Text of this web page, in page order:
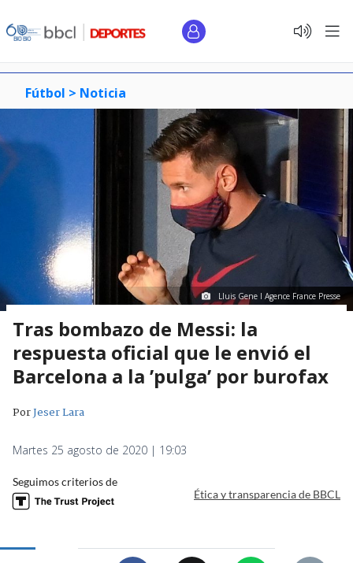
Fútbol > Noticia
Lluis Gene I Agence France Presse
Tras bombazo de Messi: la
respuesta oficial que le envió el
Barcelona a la ’pulga’ por burofax
PorJeser Lara
Martes 25 agosto de 2020 | 19:03
Seguimos criterios de
Ética y transparencia de BBCL